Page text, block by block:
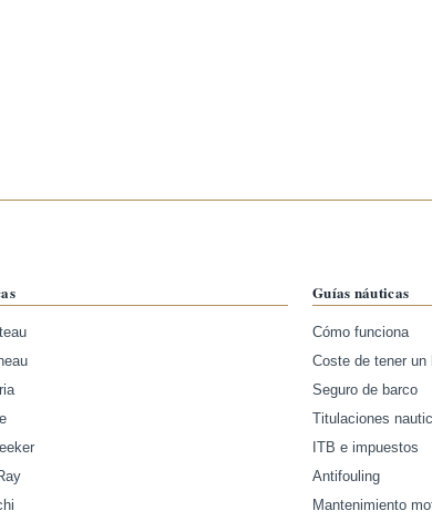
Guías náuticas
Cómo funciona
Coste de tener un
Seguro de barco
Titulaciones
ITB e impuestos
Antifouling
Mantenimiento